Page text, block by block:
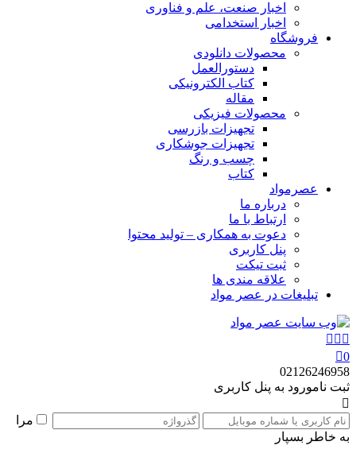
اخبار صنعت، علم و فناوری
اخبار استخدامی
فروشگاه
محصولات دانلودی
دستورالعمل
کتاب الکترونیکی
مقاله
محصولات فیزیکی
تجهیزات بازرسی
تجهیزات جوشکاری
چسب و رنگ
کتاب
عصرمواد
درباره ما
ارتباط با ما
دعوت به همکاری – تولید محتوا
پنل کاربری
ثبت تیکت
علاقه مندی ها
تبلیغات در عصر مواد
0
02126246958
ثبت نامورود به پنل کاربری
مرا
به خاطر بسپار